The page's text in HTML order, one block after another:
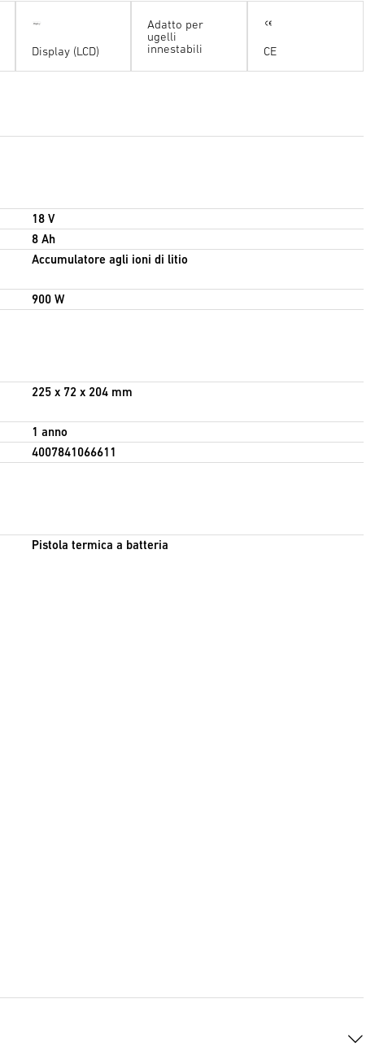
Display
Display (LCD)
Adatto per
ugelli
innestabili
CE
18 V
8 Ah
Accumulatore agli ioni di litio
900 W
225 x 72 x 204 mm
1 anno
4007841066611
Pistola termica a batteria